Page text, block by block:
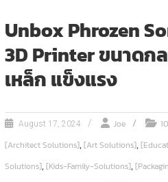
Unbox Phrozen
3D Printer ขนาดก
เหล็ก แข็งแรง
August 17, 2024 Joe
[Architect Solutions],[Art Solutions],
Solutions],[Kids-Family-Solutions],